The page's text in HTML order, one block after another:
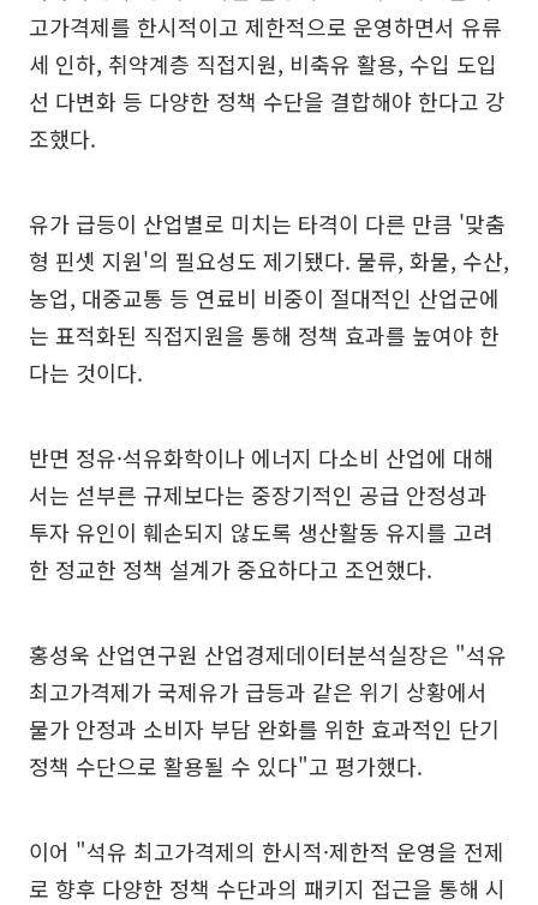
고가격제를 한시적이고 제한적으로 운영하면서 유류
세 인하, 취약계층 직접지원, 비축유 활용, 수입 도입
선 다변화 등 다양한 정책 수단을 결합해야 한다고 강
조했다.
유가 급등이 산업별로 미치는 타격이 다른 만큼 '맞춤
형 핀셋 지원'의 필요성도 제기됐다. 물류, 화물, 수산,
농업, 대중교통 등 연료비 비중이 절대적인 산업군에
는 표적화된 직접지원을 통해 정책 효과를 높여야 한
다는 것이다.
반면 정유·석유화학이나 에너지 다소비 산업에 대해
서는 섣부른 규제보다는 중장기적인 공급 안정성과
투자 유인이 훼손되지 않도록 생산활동 유지를 고려
한 정교한 정책 설계가 중요하다고 조언했다.
홍성욱 산업연구원 산업경제데이터분석실장은 "석유
최고가격제가 국제유가 급등과 같은 위기 상황에서
물가 안정과 소비자 부담 완화를 위한 효과적인 단기
정책 수단으로 활용될 수 있다"고 평가했다.
이어 "석유 최고가격제의 한시적·제한적 운영을 전제
로 향후 다양한 정책 수단과의 패키지 접근을 통해 시